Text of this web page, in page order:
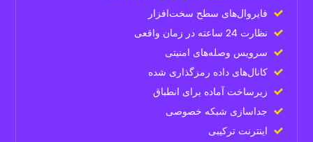
فایروال‌های سطح سخت‌افزار
نظارت 24 ساعته در زمان واقعی
سرویس وصله‌های امنیتی
کانال‌های داده رمزگذاری شده
زیرساخت آماده برای انطباق
جداسازی شبکه خصوصی
اینترنت ترکیبی